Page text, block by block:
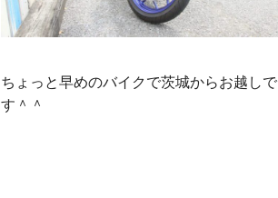
ちょっと早めのバイクで茨城からお越しで
す＾＾